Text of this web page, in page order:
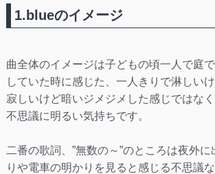
1.blueのイメージ
曲全体のイメージは子どもの頃一人で庭
していた時に感じた、一人きりで淋しいけ
寂しいけど暗いジメジメした感じではな
不思議に明るい気持ちです。
二番の歌詞、”無数の～”のところは夜外
りや電車の明かりを見ると感じる不思議